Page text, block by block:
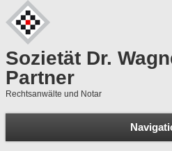
Sozietät Dr.
Partner
Rechtsanwälte und Notar